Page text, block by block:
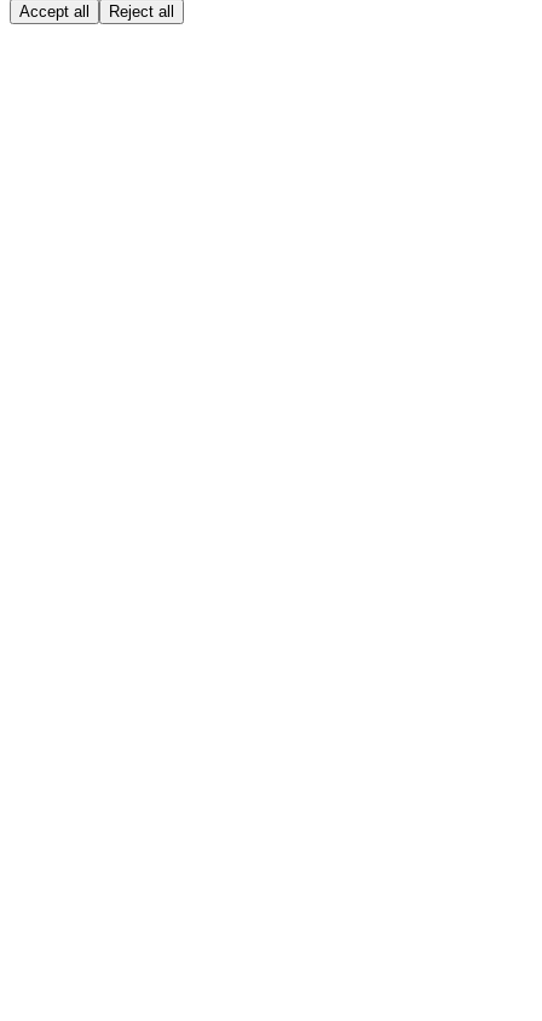
Accept all Reject all